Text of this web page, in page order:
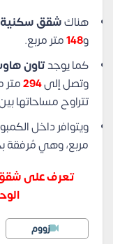
هناكشقق سكنية
و148متر مربع.
كما يوجدتاون
وتصل إلى294متر
تتراوح مساحاتها
ويتوافر داخل
مربع، وهي مُرفقة
تعرف على شقق
زووم